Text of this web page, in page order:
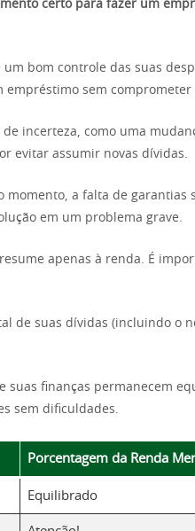
certo para fazer um
bom controle das suas
sem comprometer
incerteza, como uma
evitar assumir novas dívidas.
momento, a falta de garantias
em um problema grave.
apenas à renda. É
de suas dívidas (incluindo o
suas finanças permanecem
sem dificuldades.
Porcentagem da Renda
Equilibrado